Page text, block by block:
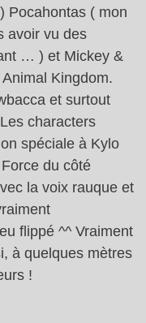
Pocahontas ( mon
avoir vu des
… ) et Mickey &
Kingdom.
et surtout
characters
spéciale à Kylo
du côté
la voix rauque et
flippé ^^ Vraiment
à quelques mètres
!